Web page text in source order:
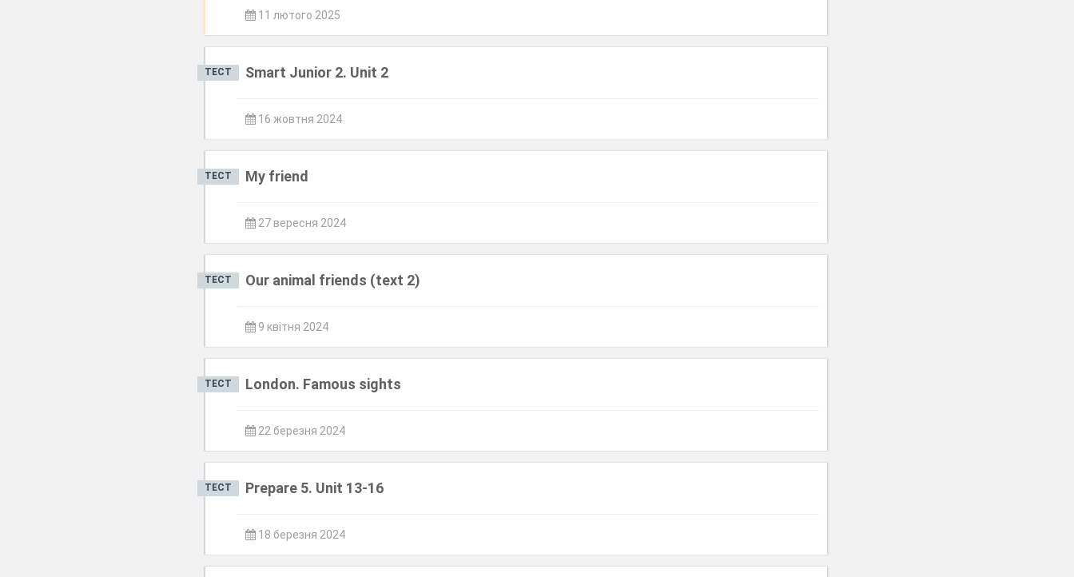
11 лютого 2025
ТЕСТ Smart Junior 2. Unit 2
16 жовтня 2024
ТЕСТ My friend
27 вересня 2024
ТЕСТ Our animal friends (text 2)
9 квітня 2024
ТЕСТ London. Famous sights
22 березня 2024
ТЕСТ Prepare 5. Unit 13-16
18 березня 2024